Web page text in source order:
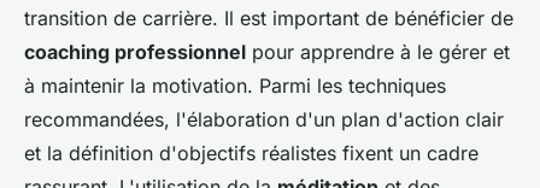
transition de carrière. Il est important de bénéficier de
coaching professionnel pour apprendre à le gérer et
à maintenir la motivation. Parmi les techniques
recommandées, l'élaboration d'un plan d'action clair
et la définition d'objectifs réalistes fixent un cadre